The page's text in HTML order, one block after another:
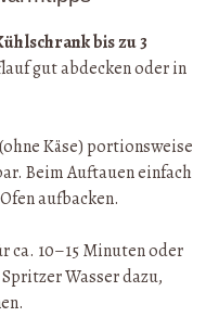
bis zu 3
gut abdecken oder in
Käse) portionsweise
Beim Auftauen einfach
aufbacken.
ca. 10–15 Minuten oder
Wasser dazu,